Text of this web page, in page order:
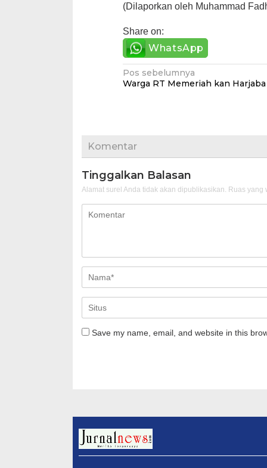
(Dilaporkan oleh Muhammad
Share on:
WhatsApp
Navigasi
pos
Pos sebelumnya
Warga RT Memeriah kan Harjaba
Komentar
Tinggalkan Balasan
Alamat surel Anda tidak akan dipublikasikan. Ruas yang
Save my name, email, and website in this